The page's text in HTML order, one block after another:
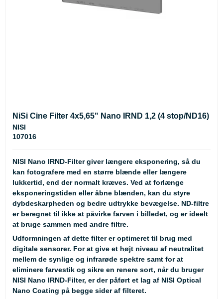
NiSi Cine Filter 4x5,65" Nano IRND 1,2 (4 stop/ND16)
NISI
107016
NISI Nano IRND-Filter giver længere eksponering, så du
kan fotografere med en større blænde eller længere
lukkertid, end der normalt kræves. Ved at forlænge
eksponeringstiden eller åbne blænden, kan du styre
dybdeskarpheden og bedre udtrykke bevægelse. ND-filtre
er beregnet til ikke at påvirke farven i billedet, og er ideelt
at bruge sammen med andre filtre.
Udformningen af dette filter er optimeret til brug med
digitale sensorer. For at give et højt niveau af neutralitet
mellem de synlige og infrarøde spektre samt for at
eliminere farvestik og sikre en renere sort, når du bruger
NISI Nano IRND-Filter, er der påført et lag af NISI Optical
Nano Coating på begge sider af filteret.